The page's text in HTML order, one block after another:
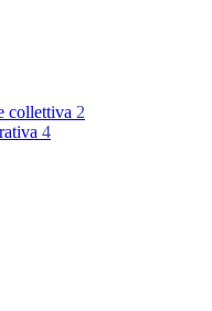
collettiva 2
4